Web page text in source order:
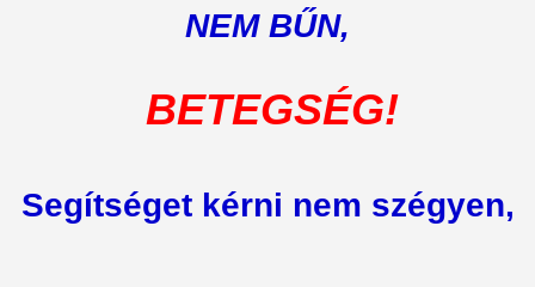
NEM BŰN,
BETEGSÉG!
Segítséget kérni nem szégyen,